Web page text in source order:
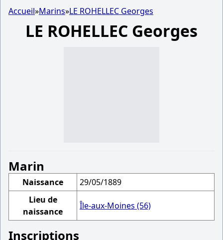
Accueil»Marins»LE ROHELLEC Georges
LE ROHELLEC Georges
Marin
Naissance
29/05/1889
Lieu de
naissance
Île-aux-Moines (56)
Inscriptions